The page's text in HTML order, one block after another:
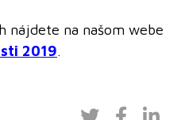
nájdete na našom webe
2019.